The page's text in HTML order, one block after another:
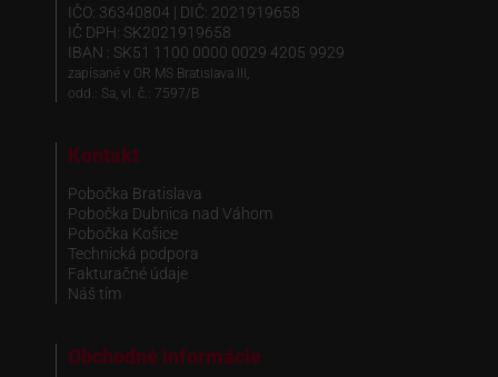
IČO: 36340804 | DIČ: 2021919658
IČ DPH: SK2021919658
IBAN : SK51 1100 0000 0029 4205 9929
zapísané v OR MS Bratislava III,
odd.: Sa, vl. č.: 7597/B
Kontakt
Pobočka Bratislava
Pobočka Dubnica nad Váhom
Pobočka Košice
Technická podpora
Fakturačné údaje
Náš tím
Obchodné informácie